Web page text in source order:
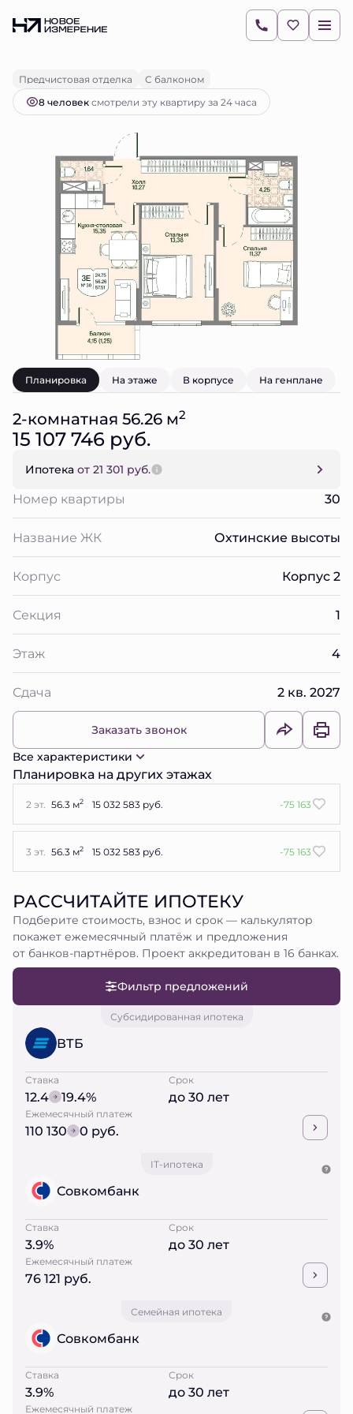
2-комнатная 15 107 746 руб.
Ипотекаот 21 301 руб.
Предчистовая отделка
С балконом
8 человексмотрели эту квартиру за 24 часа
Планировка На этаже В корпусе На генплане
2-комнатная 56.26 м2
15 107 746 руб.
Ипотека от 21 301 руб.
Номер квартиры 30
Название ЖК Охтинские высоты
Корпус Корпус 2
Секция 1
Этаж 4
Сдача 2 кв. 2027
Заказать звонок
Все характеристики
Планировка на других этажах
2 эт. 56.3 м2 15 032 583 руб. -75 163
3 эт. 56.3 м2 15 032 583 руб. -75 163
РАССЧИТАЙТЕ ИПОТЕКУ
Подберите стоимость, взнос и срок — калькулятор
покажет ежемесячный платёж и предложения
от банков-партнёров. Проект аккредитован в 16 банках.
Фильтр предложений
Субсидированная ипотека
ВТБ
Ставка
12.4 19.4%
Срок
до 30 лет
Ежемесячный платеж
110 130 0 руб.
IT-ипотека
Совкомбанк
Ставка
3.9%
Срок
до 30 лет
Ежемесячный платеж
76 121 руб.
Семейная ипотека
Совкомбанк
Ставка
3.9%
Срок
до 30 лет
Ежемесячный платеж